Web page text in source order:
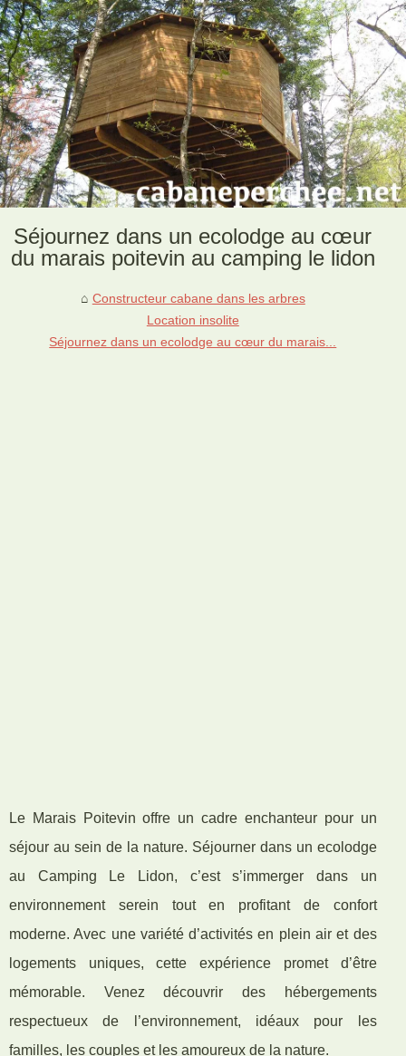
Séjournez dans un ecolodge au cœur
du marais poitevin au camping le lidon
Constructeur cabane dans les arbres
Location insolite
Séjournez dans un ecolodge au cœur du marais...
Le Marais Poitevin offre un cadre enchanteur pour un
séjour au sein de la nature. Séjourner dans un ecolodge
au Camping Le Lidon, c’est s’immerger dans un
environnement serein tout en profitant de confort
moderne. Avec une variété d’activités en plein air et des
logements uniques, cette expérience promet d’être
mémorable. Venez découvrir des hébergements
respectueux de l’environnement, idéaux pour les
familles, les couples et les amoureux de la nature.